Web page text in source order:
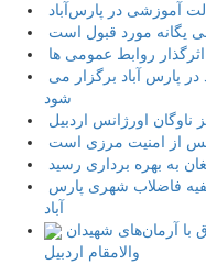
آموزشی در پارس‌آباد
روابط عمومی ها
شود
ناوگان اورژانس اردبیل
پس از امنیت مرزی است
آباد
والامقام اردبیل